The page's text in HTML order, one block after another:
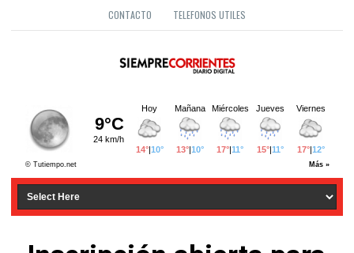
CONTACTO TELEFONOS UTILES